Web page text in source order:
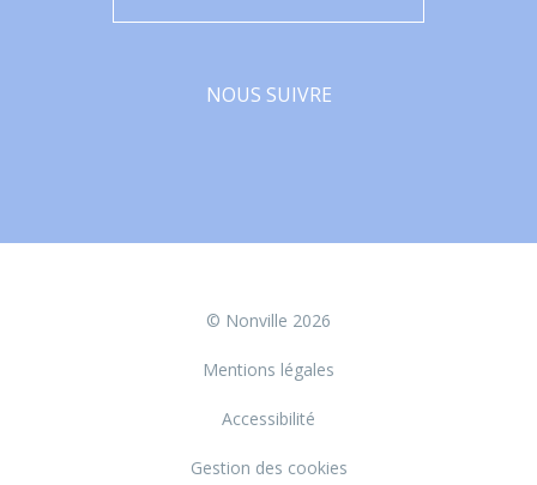
NOUS SUIVRE
© Nonville 2026
Mentions légales
Accessibilité
Gestion des cookies